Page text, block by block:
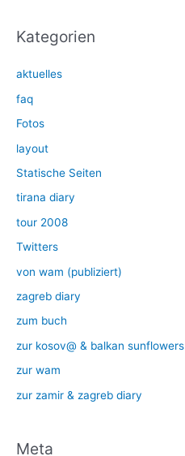
Kategorien
aktuelles
faq
Fotos
layout
Statische Seiten
tirana diary
tour 2008
Twitters
von wam (publiziert)
zagreb diary
zum buch
zur kosov@ & balkan sunflowers
zur wam
zur zamir & zagreb diary
Meta